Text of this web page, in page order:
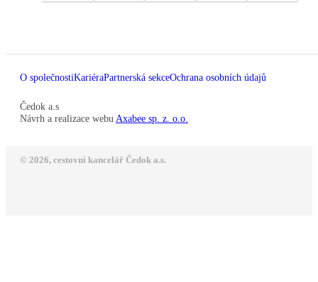
O společnostiKariéraPartnerská sekceOchrana osobních údajů
Čedok a.s
Návrh a realizace webu Axabee sp. z. o.o.
© 2026, cestovní kancelář Čedok a.s.